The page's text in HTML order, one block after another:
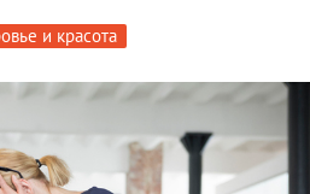
и красота